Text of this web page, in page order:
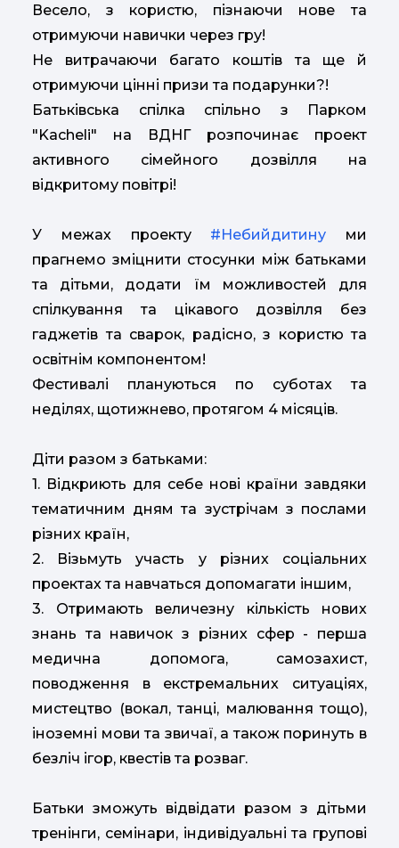
Весело, з користю, пізнаючи нове та
отримуючи навички через гру!
Не витрачаючи багато коштів та ще й
отримуючи цінні призи та подарунки?!
Батьківська спілка спільно з Парком
"Kacheli" на ВДНГ розпочинає проект
активного сімейного дозвілля на
відкритому повітрі!
У межах проекту #Небийдитину ми
прагнемо зміцнити стосунки між батьками
та дітьми, додати їм можливостей для
спілкування та цікавого дозвілля без
гаджетів та сварок, радісно, з користю та
освітнім компонентом!
Фестивалі плануються по суботах та
неділях, щотижнево, протягом 4 місяців.
Діти разом з батьками:
1. Відкриють для себе нові країни завдяки
тематичним дням та зустрічам з послами
різних країн,
2. Візьмуть участь у різних соціальних
проектах та навчаться допомагати іншим,
3. Отримають величезну кількість нових
знань та навичок з різних сфер - перша
медична допомога, самозахист,
поводження в екстремальних ситуаціях,
мистецтво (вокал, танці, малювання тощо),
іноземні мови та звичаї, а також поринуть в
безліч ігор, квестів та розваг.
Батьки зможуть відвідати разом з дітьми
тренінги, семінари, індивідуальні та групові